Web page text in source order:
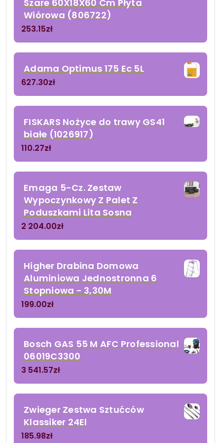
Szare 60X18X60 Cm Płyta
Wiórowa (806722)
253.15zł
Adama Optimus 175 Ec 5L
627.30zł
FISKARS Nożyce do trawy GS41
białe (1026917)
110.27zł
Emaga 5-Cz. Zestaw
Wypoczynkowy Z Palet Z
Poduszkami Lita Sosna
2 204.00zł
Higher Drabina Domowa
Aluminiowa Jednostronna 6
Stopniowa - 3,30M
199.00zł
Bosch GAS 55 M AFC Professional
06019C3300
3 541.57zł
Zwieger Zestwa Sztućców
Klassiker 24El
185.98zł